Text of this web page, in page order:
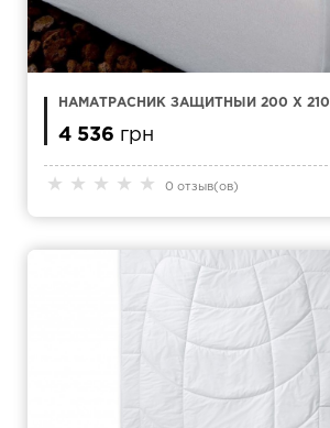
★ ★ ★ ★ ★ 0 отзыв(ов)
НАМАТРАСНИК ЗАЩИТНЫЙ 200 X 210
4 536 грн